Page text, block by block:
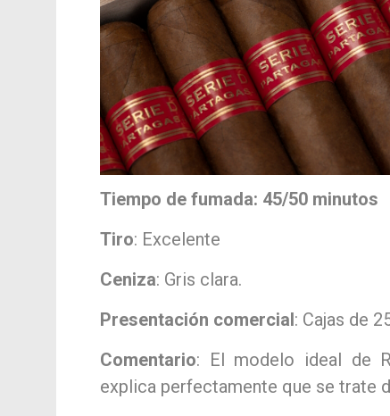
Tiempo de fumada: 45/50 minutos
Tiro: Excelente
Ceniza: Gris clara.
Presentación comercial: Cajas de
Comentario: El modelo ideal de
explica perfectamente que se trate